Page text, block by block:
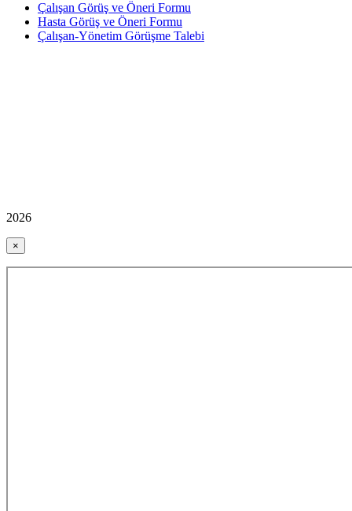
Çalışan Görüş ve Öneri Formu
Hasta Görüş ve Öneri Formu
Çalışan-Yönetim Görüşme Talebi
2026
×